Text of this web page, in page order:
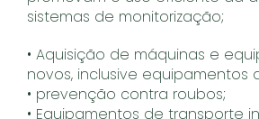
sistemas de monitorização;
• Aquisição de máquinas e
novos, inclusive equipamentos
• prevenção contra roubos;
• Equipamentos de transporte